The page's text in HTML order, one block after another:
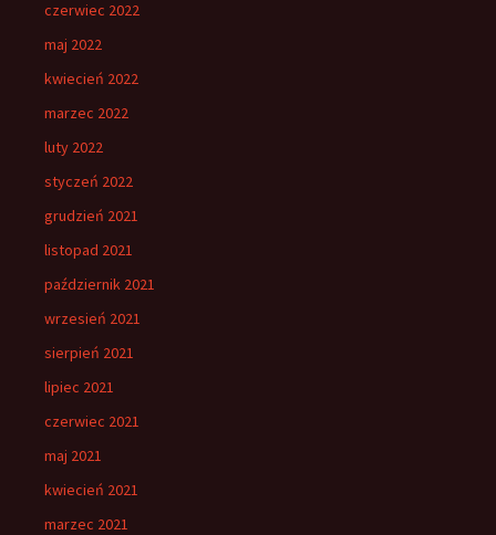
czerwiec 2022
maj 2022
kwiecień 2022
marzec 2022
luty 2022
styczeń 2022
grudzień 2021
listopad 2021
październik 2021
wrzesień 2021
sierpień 2021
lipiec 2021
czerwiec 2021
maj 2021
kwiecień 2021
marzec 2021